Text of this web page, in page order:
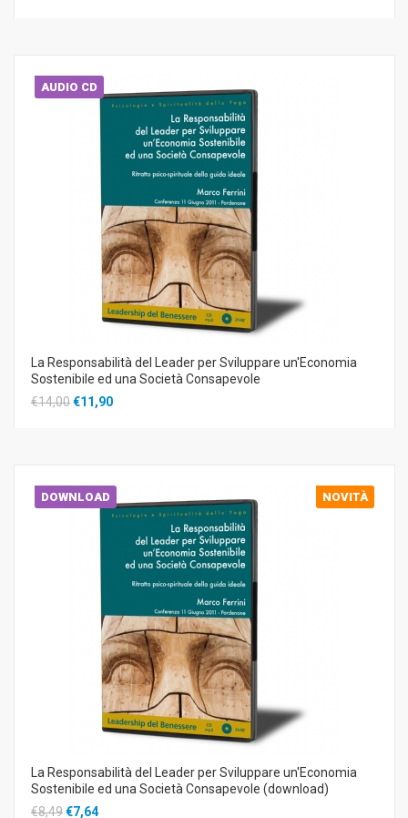
AUDIO CD
La Responsabilità del Leader per Sviluppare un'Economia
Sostenibile ed una Società Consapevole
€14,00€11,90
DOWNLOAD NOVITÀ
La Responsabilità del Leader per Sviluppare un'Economia
Sostenibile ed una Società Consapevole (download)
€8,49€7,64